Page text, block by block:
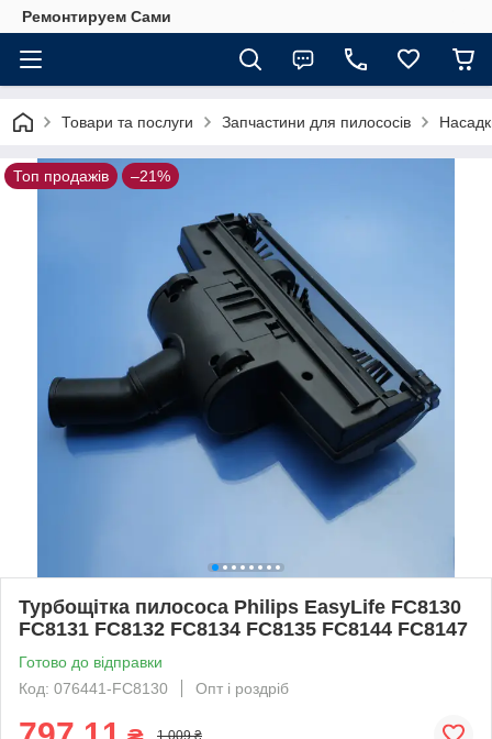
Ремонтируем Сами
Товари та послуги Запчастини для пилососів
Топ продажів –21%
Турбощітка пилососа Philips EasyLife FC8130
FC8131 FC8132 FC8134 FC8135 FC8144 FC8147
Готово до відправки
Код: 076441-FC8130
Опт і роздріб
1 009 ₴